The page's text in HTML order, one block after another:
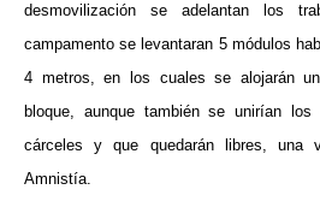
desmovilización se adelantan los
campamento se levantaran 5 módulos
4 metros, en los cuales se alojarán
bloque, aunque también se unirían
cárceles y que quedarán libres,
Amnistía.